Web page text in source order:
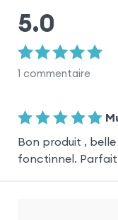
5.0
1 commentaire
Bon produit ,
fonctinnel. Parfait